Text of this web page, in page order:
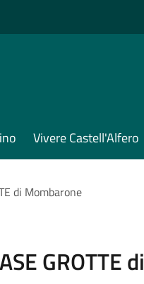
Vivere Castell'Alfero
di Mombarone
GROTTE di